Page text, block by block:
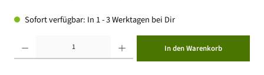
Sofort verfügbar: In 1 - 3 Werktagen bei Dir
In den Warenkorb